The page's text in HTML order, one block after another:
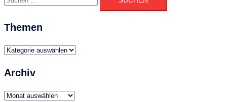
nach:
Themen
Themen
Archiv
Archiv